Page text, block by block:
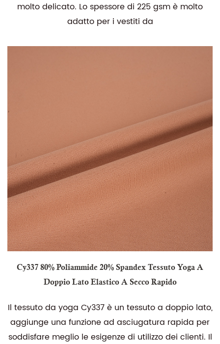
molto delicato. Lo spessore di 225 gsm è molto
adatto per i vestiti da
Cy337 80% Poliammide 20% Spandex Tessuto Yoga A
Doppio Lato Elastico A Secco Rapido
Il tessuto da yoga Cy337 è un tessuto a doppio lato,
aggiunge una funzione ad asciugatura rapida per
soddisfare meglio le esigenze di utilizzo dei clienti. Il